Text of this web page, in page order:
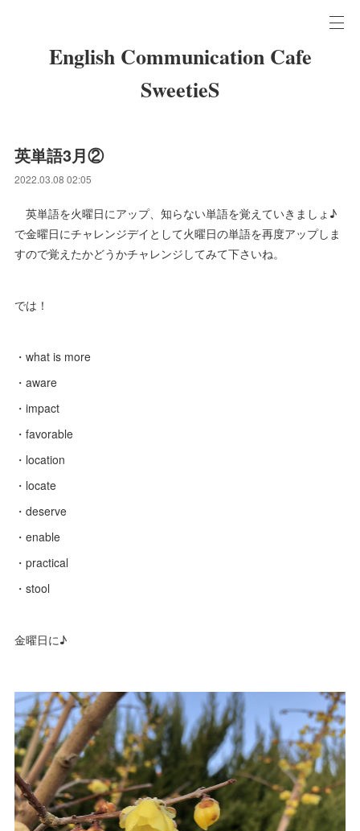
English Communication Cafe
SweetieS
英単語3月②
2022.03.08 02:05
英単語を火曜日にアップ、知らない単語を覚えていきましょ♪
で金曜日にチャレンジデイとして火曜日の単語を再度アップしま
すので覚えたかどうかチャレンジしてみて下さいね。
では！
・what is more
・aware
・impact
・favorable
・location
・locate
・deserve
・enable
・practical
・stool
金曜日に♪